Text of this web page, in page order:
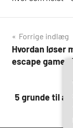
Forrige indlæg
Hvordan løser
escape games
5 grunde til at